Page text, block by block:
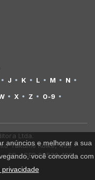
J K L M
N
X Z 0-9
Ltda.
Takume Koike, 499 -
SP - CEP 08538-100
anúncios e melhorar a sua
você concorda com
privacidade